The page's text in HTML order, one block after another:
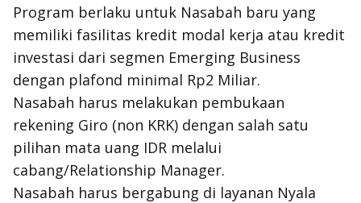
Program berlaku untuk Nasabah baru yang
memiliki fasilitas kredit modal kerja atau kredit
investasi dari segmen Emerging Business
dengan plafond minimal Rp2 Miliar.
Nasabah harus melakukan pembukaan
rekening Giro (non KRK) dengan salah satu
pilihan mata uang IDR melalui
cabang/Relationship Manager.
Nasabah harus bergabung di layanan Nyala